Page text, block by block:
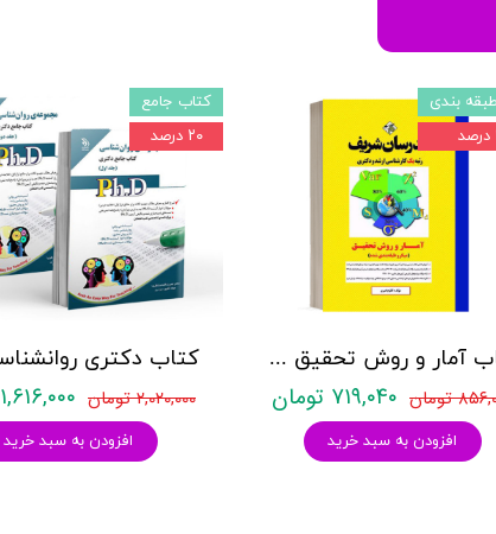
۲,۰۲۰,۰۰۰ تومان ۱,۶۱۶,۰۰۰ تومان
افزودن به سبد خرید
کتاب جامع
۲۰ درصد
کتاب آمار و روش تحقیق مدرسان شریف
تومان ۷۱۹,۰۴۰ تومان
افزودن به سبد خرید
بندی